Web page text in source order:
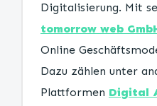
Digitalisierung. Mit
tomorrow web
Online
Dazu zählen unter
Plattformen Digital